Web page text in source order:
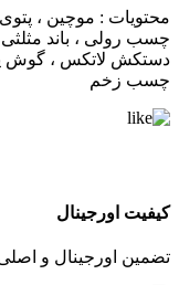
محتویات : موچین ،
چسب رولی ، باند مثلثی
دستکش لاتکس ، گوش
چسب زخم
کیفیت اورجینال
تضمین اورجینال و